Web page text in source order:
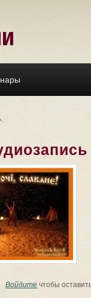
Войдитечтобы